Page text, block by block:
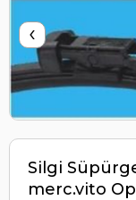
‹
Silgi
merc.vito